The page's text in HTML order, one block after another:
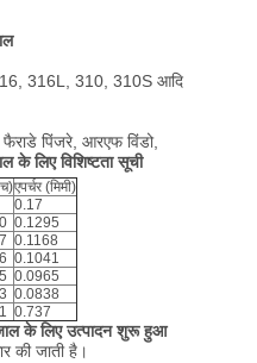
316L, 310, 310S आदि
पिंजरे, आरएफ विंडो,
के लिए विशिष्टता सूची
एपर्चर (मिमी)
0.17
0.1295
0.1168
0.1041
0.0965
0.0838
0.737
के लिए उत्पादन शुरू हुआ
की जाती है।